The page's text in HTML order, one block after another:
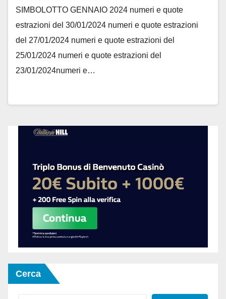
SIMBOLOTTO GENNAIO 2024 numeri e quote
estrazioni del 30/01/2024 numeri e quote estrazioni
del 27/01/2024 numeri e quote estrazioni del
25/01/2024 numeri e quote estrazioni del
23/01/2024numeri e…
Cerca